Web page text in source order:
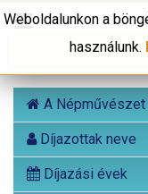
A
Díjazottak neve
Díjazási évek
Weboldalunkon a
használunk.